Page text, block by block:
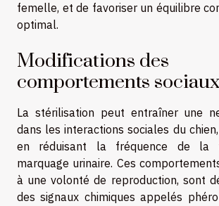
femelle, et de favoriser un équilibre
optimal.
Modifications des
comportements
La stérilisation peut entraîner une
dans les interactions sociales du
en réduisant la fréquence de la
marquage urinaire. Ces
à une volonté de reproduction, sont
des signaux chimiques appelés